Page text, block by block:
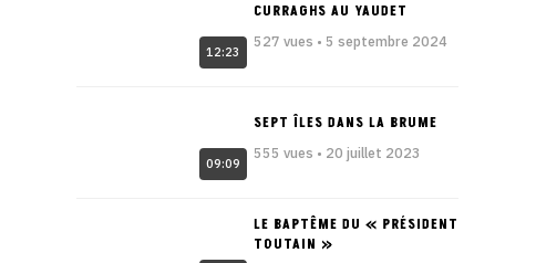
12:23
CURRAGHS AU YAUDET
527 vues • 5 septembre 2024
09:09
SEPT ÎLES DANS LA BRUME
555 vues • 20 juillet 2023
LE BAPTÊME DU « PRÉSIDENT
TOUTAIN »